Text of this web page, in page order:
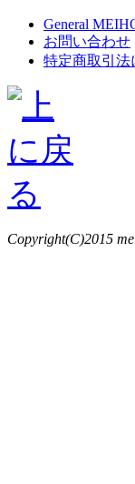
General
お問い合わせ
特定商取引法
Copyright(C)2015